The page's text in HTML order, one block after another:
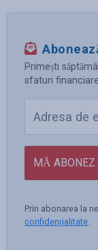
Primești
sfaturi
MĂ ABONEZ
Prin abonarea la
confidențialitate